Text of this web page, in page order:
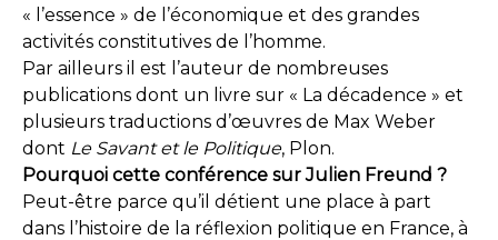
« l’essence » de l’économique et des grandes
activités constitutives de l’homme.
Par ailleurs il est l’auteur de nombreuses
publications dont un livre sur « La décadence » et
plusieurs traductions d’œuvres de Max Weber
dont Le Savant et le Politique, Plon.
Pourquoi cette conférence sur Julien Freund ?
Peut-être parce qu’il détient une place à part
dans l’histoire de la réflexion politique en France, à